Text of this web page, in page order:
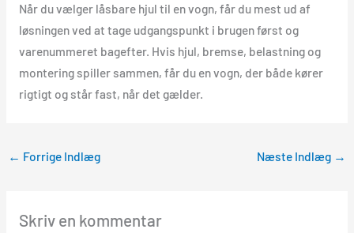
Når du vælger låsbare hjul til en vogn, får du mest ud af
løsningen ved at tage udgangspunkt i brugen først og
varenummeret bagefter. Hvis hjul, bremse, belastning og
montering spiller sammen, får du en vogn, der både kører
rigtigt og står fast, når det gælder.
← Forrige Indlæg Næste Indlæg →
Skriv en kommentar